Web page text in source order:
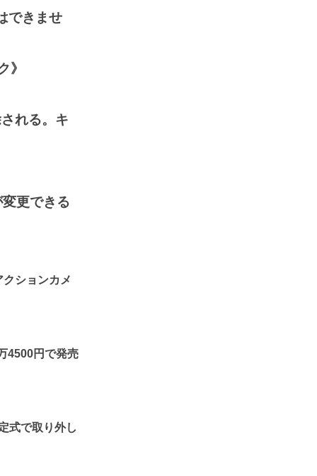
できませ
》
れる。キ
更できる
ションカメ
4500円で発売
式で取り外し